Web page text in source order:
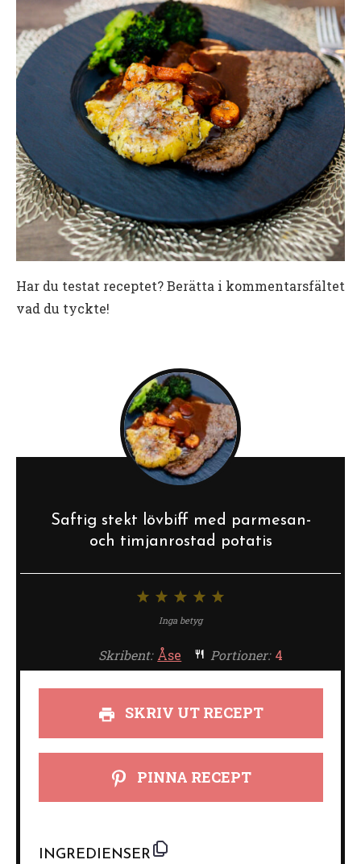
Har du testat receptet? Berätta i kommentarsfältet
vad du tyckte!
Saftig stekt lövbiff med parmesan-
och timjanrostad potatis
5
4
3
stjärnor
2
stjärnor
1
stjärna
Inga betyg
Skribent: Åse Portioner: 4
SKRIV UT RECEPT
PINNA RECEPT
INGREDIENSER